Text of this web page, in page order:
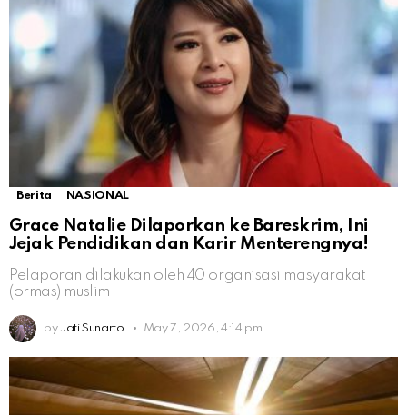
Berita NASIONAL
Grace Natalie Dilaporkan ke Bareskrim, Ini
Jejak Pendidikan dan Karir Menterengnya!
Pelaporan dilakukan oleh 40 organisasi masyarakat
(ormas) muslim
by Jati Sunarto May 7, 2026, 4:14 pm